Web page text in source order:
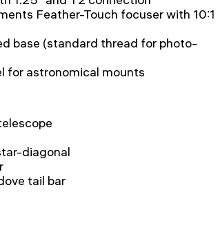
Feather-Touch focuser with 10:1
base (standard thread for photo-
for astronomical mounts
diagonal
tail bar